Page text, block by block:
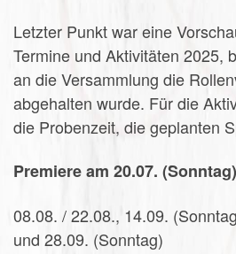
Letzter Punkt war eine
Termine und Aktivitäten 2025,
an die Versammlung die
abgehalten wurde. Für die
die Probenzeit, die geplanten
Premiere am 20.07. (Sonntag)
08.08. / 22.08., 14.09.
und 28.09. (Sonntag)